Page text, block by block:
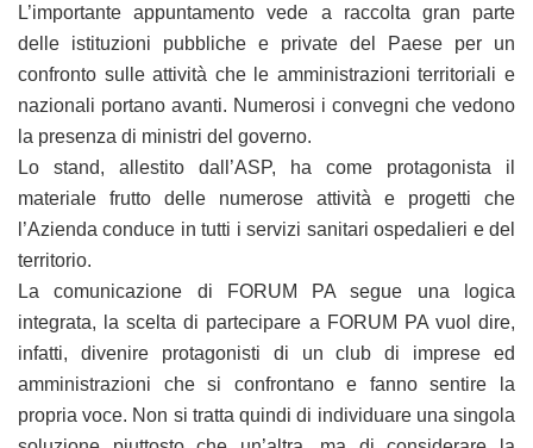
L’importante appuntamento vede a raccolta gran parte
delle istituzioni pubbliche e private del Paese per un
confronto sulle attività che le amministrazioni territoriali e
nazionali portano avanti. Numerosi i convegni che vedono
la presenza di ministri del governo.
Lo stand, allestito dall’ASP, ha come protagonista il
materiale frutto delle numerose attività e progetti che
l’Azienda conduce in tutti i servizi sanitari ospedalieri e del
territorio.
La comunicazione di FORUM PA segue una logica
integrata, la scelta di partecipare a FORUM PA vuol dire,
infatti, divenire protagonisti di un club di imprese ed
amministrazioni che si confrontano e fanno sentire la
propria voce. Non si tratta quindi di individuare una singola